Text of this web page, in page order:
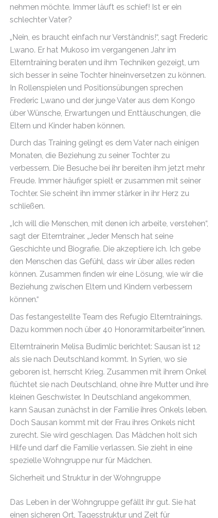
nehmen möchte. Immer läuft es schief! Ist er ein
schlechter Vater?
„Nein, es braucht einfach nur Verständnis!“, sagt Frederic
Lwano. Er hat Mukoso im vergangenen Jahr im
Elterntraining beraten und ihm Techniken gezeigt, um
sich besser in seine Tochter hineinversetzen zu können.
In Rollenspielen und Positionsübungen sprechen
Frederic Lwano und der junge Vater aus dem Kongo
über Wünsche, Erwartungen und Enttäuschungen, die
Eltern und Kinder haben können.
Durch das Training gelingt es dem Vater nach einigen
Monaten, die Beziehung zu seiner Tochter zu
verbessern. Die Besuche bei ihr bereiten ihm jetzt mehr
Freude. Immer häufiger spielt er zusammen mit seiner
Tochter. Sie scheint ihn immer stärker in ihr Herz zu
schließen.
„Ich will die Menschen, mit denen ich arbeite, verstehen“,
sagt der Elterntrainer. „Jeder Mensch hat seine
Geschichte und Biografie. Die akzeptiere ich. Ich gebe
den Menschen das Gefühl, dass wir über alles reden
können. Zusammen finden wir eine Lösung, wie wir die
Beziehung zwischen Eltern und Kindern verbessern
können.“
Das festangestellte Team des Refugio Elterntrainings.
Dazu kommen noch über 40 Honorarmitarbeiter*innen.
Elterntrainerin Melisa Budimlic berichtet: Sausan ist 12
als sie nach Deutschland kommt. In Syrien, wo sie
geboren ist, herrscht Krieg. Zusammen mit ihrem Onkel
flüchtet sie nach Deutschland, ohne ihre Mutter und ihre
kleinen Geschwister. In Deutschland angekommen,
kann Sausan zunächst in der Familie ihres Onkels leben.
Doch Sausan kommt mit der Frau ihres Onkels nicht
zurecht. Sie wird geschlagen. Das Mädchen holt sich
Hilfe und darf die Familie verlassen. Sie zieht in eine
spezielle Wohngruppe nur für Mädchen.
Sicherheit und Struktur in der Wohngruppe
Das Leben in der Wohngruppe gefällt ihr gut. Sie hat
einen sicheren Ort, Tagesstruktur und Zeit für